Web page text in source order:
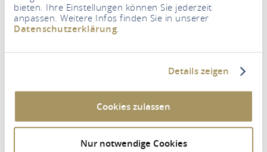
bieten. Ihre Einstellungen können Sie jederzeit
anpassen. Weitere Infos finden Sie in unserer
Datenschutzerklärung
Details zeigen
Cookies zulassen
Nur notwendige Cookies
Zeitraum